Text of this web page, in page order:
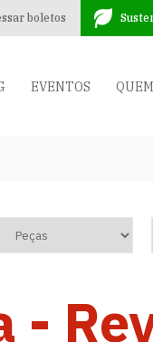
boletos
EVENTOS
-